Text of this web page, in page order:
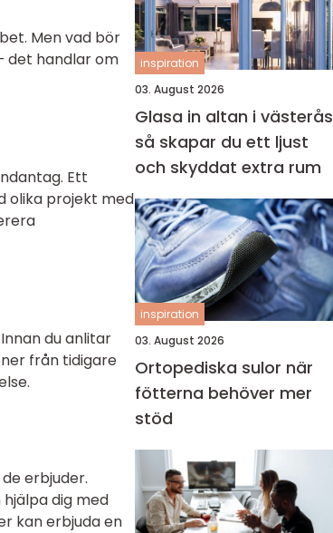
Men vad bör
det handlar om
Ett
olika projekt med
du anlitar
från tidigare
erbjuder.
dig med
kan erbjuda en
inspiration
03. August 2026
Glasa in altan i västerås
så skapar du ett ljust
och skyddat extra rum
inspiration
03. August 2026
Ortopediska sulor när
fötterna behöver mer
stöd